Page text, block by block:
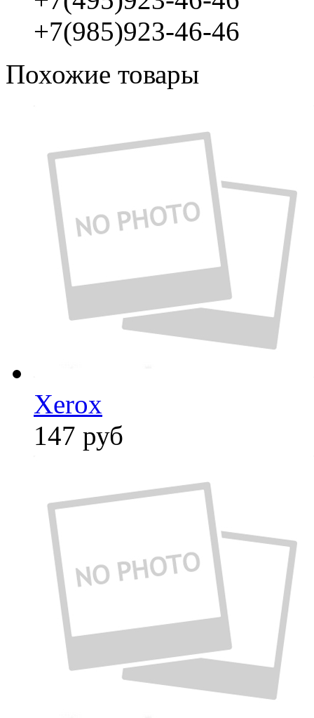
+7(985)923-46-46
Похожие товары
Xerox
147 руб